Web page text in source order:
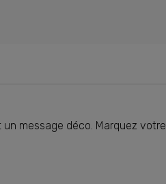
message déco. Marquez votre